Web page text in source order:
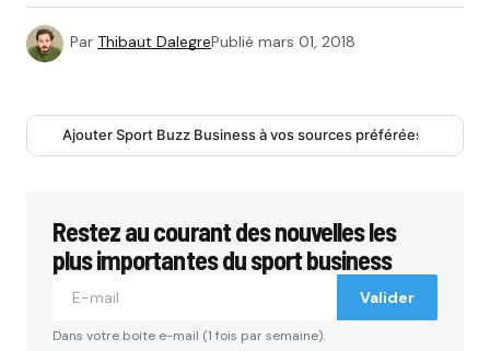
Par Thibaut DalegrePublié mars 01, 2018
Ajouter Sport Buzz Business à vos sources préférées
Restez au courant des nouvelles les
plus importantes du sport business
Valider
Dans votre boite e-mail (1 fois par semaine).